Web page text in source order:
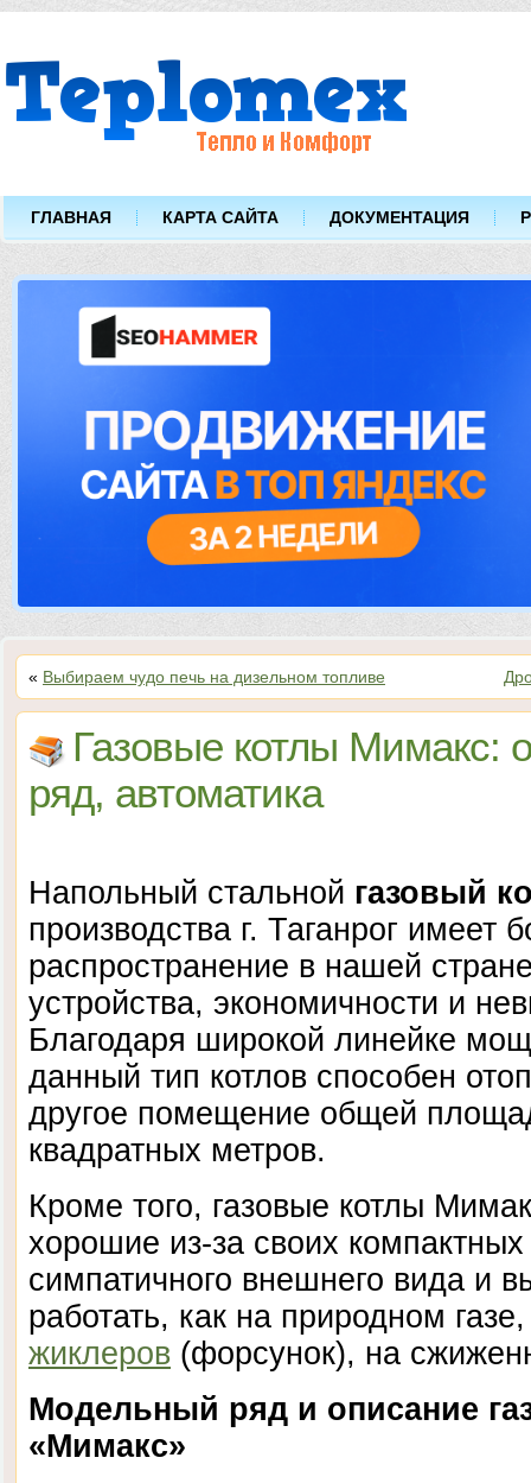
ГЛАВНАЯ КАРТА САЙТА ДОКУМЕНТАЦИЯ
« Выбираем чудо печь на дизельном топливе
Газовые котлы Мимакс:
ряд, автоматика
Напольный стальной газовый
производства г. Таганрог имеет
распространение в нашей
устройства, экономичности и
Благодаря широкой линейке
данный тип котлов способен
другое помещение общей
квадратных метров.
Кроме того, газовые котлы
хорошие из-за своих
симпатичного внешнего вида и
работать, как на природном
жиклеров (форсунок), на
Модельный ряд и описание
«Мимакс»